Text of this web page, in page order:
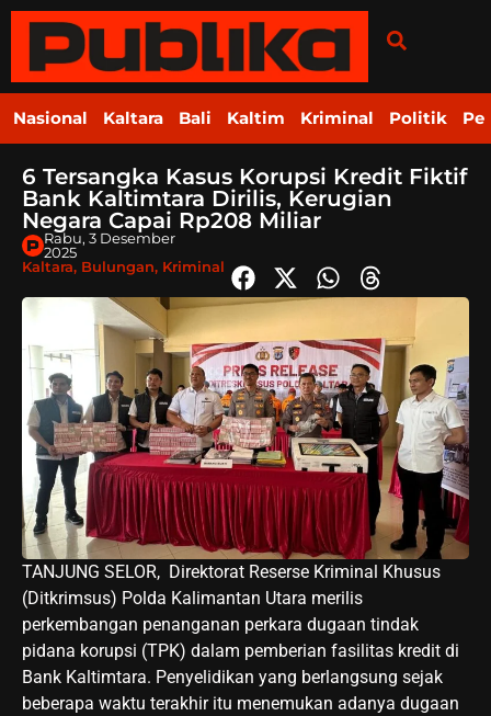
Nasional Kaltara Bali Kaltim Kriminal Politik
6 Tersangka Kasus Korupsi Kredit Fiktif
Bank Kaltimtara Dirilis, Kerugian
Negara Capai Rp208 Miliar
Rabu, 3 Desember
2025
Kaltara, Bulungan, Kriminal
TANJUNG SELOR, Direktorat Reserse Kriminal Khusus
(Ditkrimsus) Polda Kalimantan Utara merilis
perkembangan penanganan perkara dugaan tindak
pidana korupsi (TPK) dalam pemberian fasilitas kredit di
Bank Kaltimtara. Penyelidikan yang berlangsung sejak
beberapa waktu terakhir itu menemukan adanya dugaan